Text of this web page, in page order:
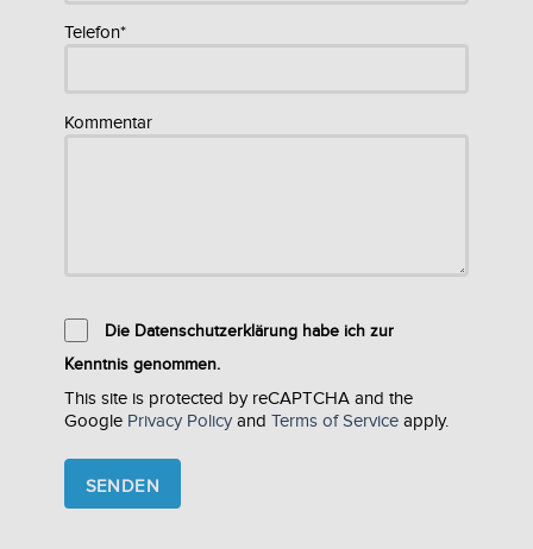
Telefon*
Kommentar
Die Datenschutzerklärung habe ich zur
Kenntnis genommen.
This site is protected by reCAPTCHA and the
Google Privacy Policy and Terms of Service apply.
leave
this
field